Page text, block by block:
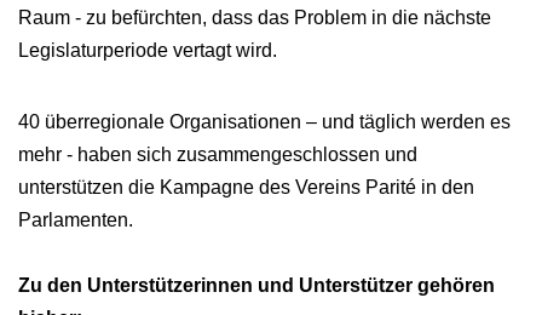
Raum - zu befürchten, dass das Problem in die nächste
Legislaturperiode vertagt wird.
40 überregionale Organisationen – und täglich werden es
mehr - haben sich zusammengeschlossen und
unterstützen die Kampagne des Vereins Parité in den
Parlamenten.
Zu den Unterstützerinnen und Unterstützer gehören